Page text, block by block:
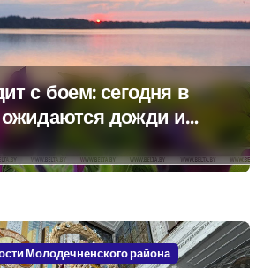
с боем: сегодня в
дожди и
Молодечненского района